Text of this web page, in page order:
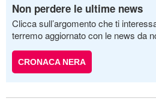
Non perdere le ultime news
Clicca sull’argomento che ti
terremo aggiornato con le news da
CRONACA NERA